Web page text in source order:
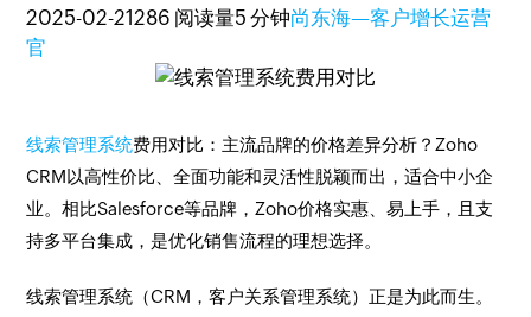
2025-02-21286 阅读量5 分钟尚东海—客户增长运营
官
线索管理系统费用对比：主流品牌的价格差异分析？Zoho
CRM以高性价比、全面功能和灵活性脱颖而出，适合中小企
业。相比Salesforce等品牌，Zoho价格实惠、易上手，且支
持多平台集成，是优化销售流程的理想选择。
线索管理系统（CRM，客户关系管理系统）正是为此而生。